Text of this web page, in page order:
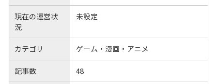
現在の運営状
況
未設定
カテゴリ ゲーム・漫画・アニメ
記事数 48